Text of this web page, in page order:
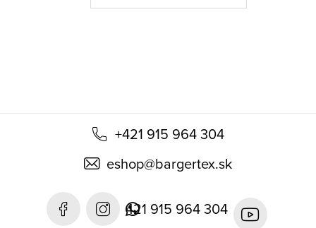
+421 915 964 304
eshop@bargertex.sk
421 915 964 304